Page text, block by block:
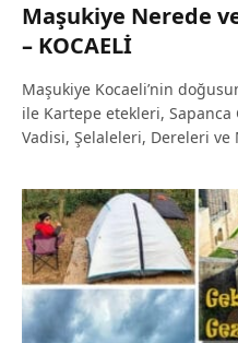
Maşukiye Nerede
– KOCAELİ
Maşukiye Kocaeli’nin
ile Kartepe etekleri, Sapanca
Vadisi, Şelaleleri, Dereleri